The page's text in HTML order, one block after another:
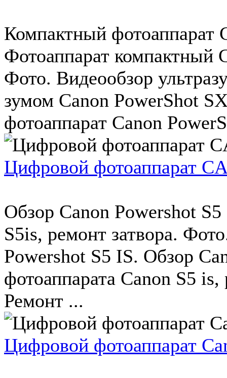
Компактный фотоаппарат
Фотоаппарат компактный
Фото. Видеообзор
зумом Canon PowerShot
фотоаппарат Canon
Цифровой фотоаппарат
Обзор Canon Powershot
S5is, ремонт затвора.
Powershot S5 IS. Обзор
фотоаппарата Canon S5
Ремонт ...
Цифровой фотоаппарат